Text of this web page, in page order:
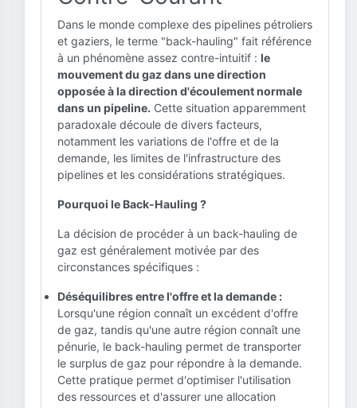
Dans le monde complexe des pipelines pétroliers
et gaziers, le terme "back-hauling" fait référence
à un phénomène assez contre-intuitif : le
mouvement du gaz dans une direction
opposée à la direction d'écoulement normale
dans un pipeline. Cette situation apparemment
paradoxale découle de divers facteurs,
notamment les variations de l'offre et de la
demande, les limites de l'infrastructure des
pipelines et les considérations stratégiques.
Pourquoi le Back-Hauling ?
La décision de procéder à un back-hauling de
gaz est généralement motivée par des
circonstances spécifiques :
Déséquilibres entre l'offre et la demande :
Lorsqu'une région connaît un excédent d'offre
de gaz, tandis qu'une autre région connaît une
pénurie, le back-hauling permet de transporter
le surplus de gaz pour répondre à la demande.
Cette pratique permet d'optimiser l'utilisation
des ressources et d'assurer une allocation